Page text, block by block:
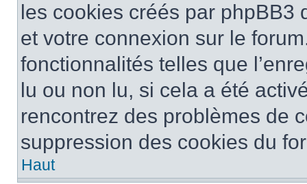
les cookies créés par phpBB3
et votre connexion sur le
fonctionnalités telles que
lu ou non lu, si cela a été
rencontrez des problèmes de
suppression des cookies du
Haut